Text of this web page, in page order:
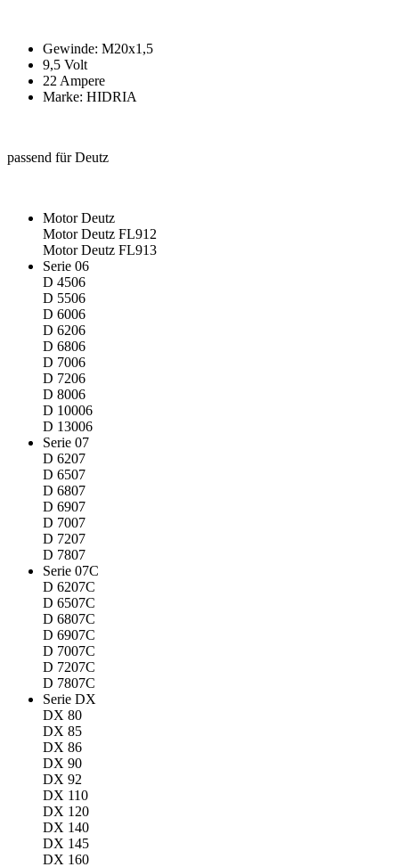
Gewinde: M20x1,5
9,5 Volt
22 Ampere
Marke: HIDRIA
passend für Deutz
Motor Deutz
Motor Deutz FL912
Motor Deutz FL913
Serie 06
D 4506
D 5506
D 6006
D 6206
D 6806
D 7006
D 7206
D 8006
D 10006
D 13006
Serie 07
D 6207
D 6507
D 6807
D 6907
D 7007
D 7207
D 7807
Serie 07C
D 6207C
D 6507C
D 6807C
D 6907C
D 7007C
D 7207C
D 7807C
Serie DX
DX 80
DX 85
DX 86
DX 90
DX 92
DX 110
DX 120
DX 140
DX 145
DX 160